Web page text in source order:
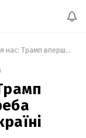
Це важливо для нас: Трамп вперше визнав, що треба посилити допомогу Україні